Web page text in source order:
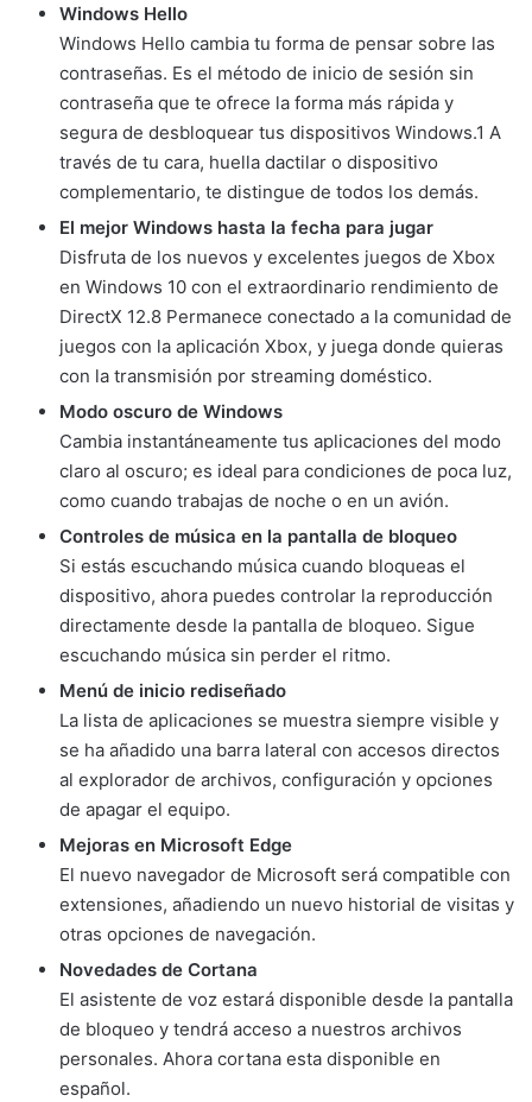
Windows Hello
Windows Hello cambia tu forma de pensar sobre las
contraseñas. Es el método de inicio de sesión sin
contraseña que te ofrece la forma más rápida y
segura de desbloquear tus dispositivos Windows.1 A
través de tu cara, huella dactilar o dispositivo
complementario, te distingue de todos los demás.
El mejor Windows hasta la fecha para jugar
Disfruta de los nuevos y excelentes juegos de Xbox
en Windows 10 con el extraordinario rendimiento de
DirectX 12.8 Permanece conectado a la comunidad de
juegos con la aplicación Xbox, y juega donde quieras
con la transmisión por streaming doméstico.
Modo oscuro de Windows
Cambia instantáneamente tus aplicaciones del modo
claro al oscuro; es ideal para condiciones de poca luz,
como cuando trabajas de noche o en un avión.
Controles de música en la pantalla de bloqueo
Si estás escuchando música cuando bloqueas el
dispositivo, ahora puedes controlar la reproducción
directamente desde la pantalla de bloqueo. Sigue
escuchando música sin perder el ritmo.
Menú de inicio rediseñado
La lista de aplicaciones se muestra siempre visible y
se ha añadido una barra lateral con accesos directos
al explorador de archivos, configuración y opciones
de apagar el equipo.
Mejoras en Microsoft Edge
El nuevo navegador de Microsoft será compatible con
extensiones, añadiendo un nuevo historial de visitas y
otras opciones de navegación.
Novedades de Cortana
El asistente de voz estará disponible desde la pantalla
de bloqueo y tendrá acceso a nuestros archivos
personales. Ahora cortana esta disponible en
español.